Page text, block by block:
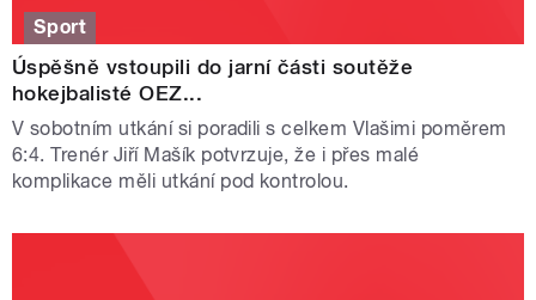
Sport
Úspěšně vstoupili do jarní části soutěže
hokejbalisté OEZ...
V sobotním utkání si poradili s celkem Vlašimi poměrem
6:4. Trenér Jiří Mašík potvrzuje, že i přes malé
komplikace měli utkání pod kontrolou.